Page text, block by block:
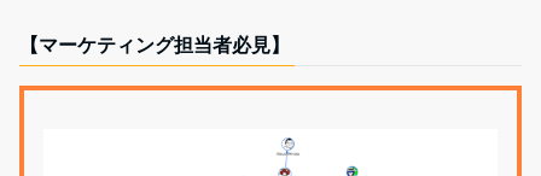
【マーケティング担当者必見】